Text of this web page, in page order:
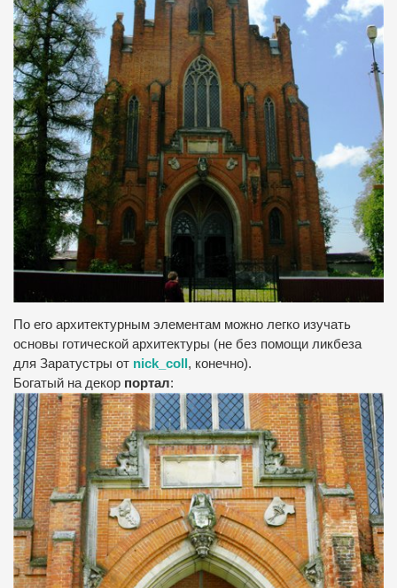
По его архитектурным элементам можно легко изучать
основы готической архитектуры (не без помощи ликбеза
для Заратустры от nick_coll , конечно).
Богатый на декор портал: